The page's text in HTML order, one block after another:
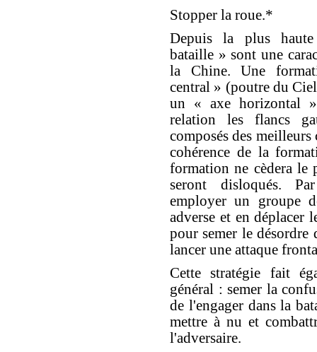
Stopper la roue.*
Depuis la plus
bataille » sont une
la Chine. Une
central » (poutre du
un « axe horizontal
relation les flancs
composés des
cohérence de la
formation ne cèdera le
seront disloqués.
employer un groupe
adverse et en déplacer
pour semer le désordre
lancer une attaque
Cette stratégie fait
général : semer la
de l'engager dans la
mettre à nu et
l'adversaire.